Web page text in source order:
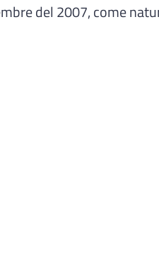
del 2007, come